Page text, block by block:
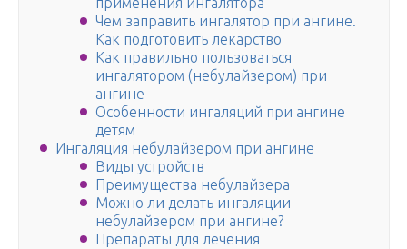
Чем заправить ингалятор при ангине.
Как подготовить лекарство
Как правильно пользоваться
ингалятором (небулайзером) при
ангине
Особенности ингаляций при ангине
детям
Ингаляция небулайзером при ангине
Виды устройств
Преимущества небулайзера
Можно ли делать ингаляции
небулайзером при ангине?
Препараты для лечения